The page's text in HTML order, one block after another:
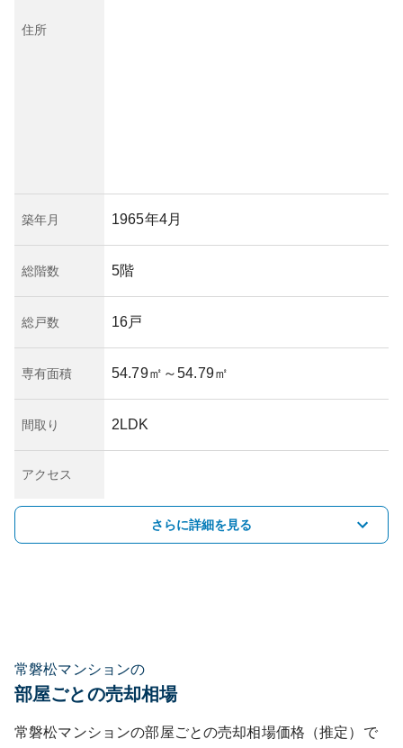
住所
築年月 1965年4月
総階数 5階
総戸数 16戸
専有面積 54.79㎡ ～54.79㎡
間取り 2LDK
アクセス
さらに詳細を見る
常磐松マンションの
部屋ごとの売却相場
常磐松マンションの部屋ごとの売却相場価格（推定）で